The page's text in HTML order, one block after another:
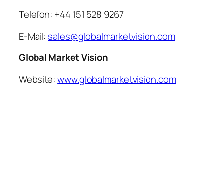
Telefon: +44 151 528 9267
E-Mail: sales@globalmarketvision.com
Global Market Vision
Website:www.globalmarketvision.com